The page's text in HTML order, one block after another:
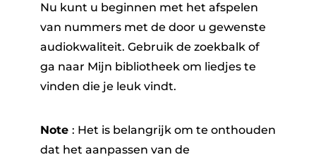
Nu kunt u beginnen met het afspelen
van nummers met de door u gewenste
audiokwaliteit. Gebruik de zoekbalk of
ga naar Mijn bibliotheek om liedjes te
vinden die je leuk vindt.
Note : Het is belangrijk om te onthouden
dat het aanpassen van de